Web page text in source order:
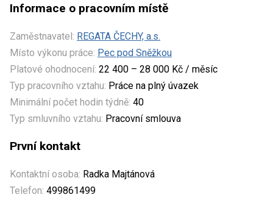
Informace o pracovním místě
Zaměstnavatel: REGATA ČECHY, a.s.
Místo výkonu práce: Pec pod Sněžkou
Platové ohodnocení: 22 400 – 28 000 Kč / měsíc
Typ pracovního vztahu: Práce na plný úvazek
Minimální počet hodin týdně: 40
Typ smluvního vztahu: Pracovní smlouva
První kontakt
Kontaktní osoba: Radka Majtánová
Telefon: 499861499